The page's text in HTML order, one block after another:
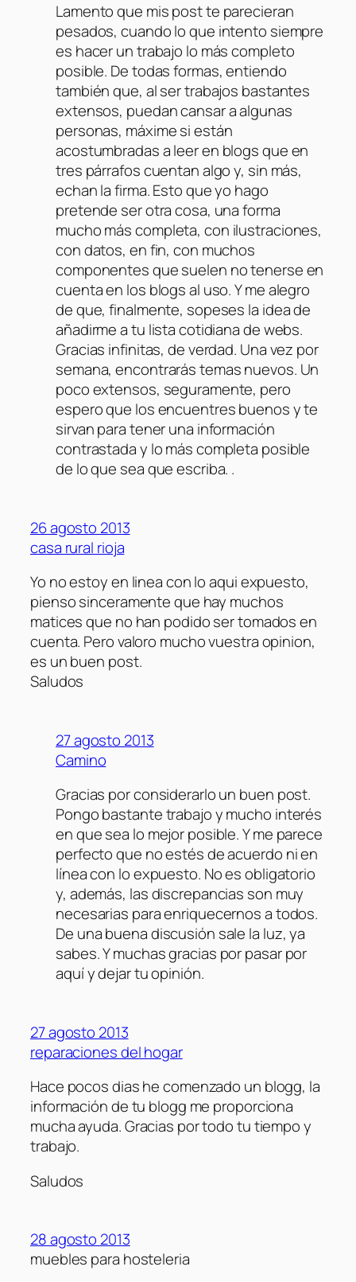
Lamento que mis post te parecieran
pesados, cuando lo que intento siempre
es hacer un trabajo lo más completo
posible. De todas formas, entiendo
también que, al ser trabajos bastantes
extensos, puedan cansar a algunas
personas, máxime si están
acostumbradas a leer en blogs que en
tres párrafos cuentan algo y, sin más,
echan la firma. Esto que yo hago
pretende ser otra cosa, una forma
mucho más completa, con ilustraciones,
con datos, en fin, con muchos
componentes que suelen no tenerse en
cuenta en los blogs al uso. Y me alegro
de que, finalmente, sopeses la idea de
añadirme a tu lista cotidiana de webs.
Gracias infinitas, de verdad. Una vez por
semana, encontrarás temas nuevos. Un
poco extensos, seguramente, pero
espero que los encuentres buenos y te
sirvan para tener una información
contrastada y lo más completa posible
de lo que sea que escriba. .
26 agosto 2013
casa rural rioja
Yo no estoy en linea con lo aqui expuesto,
pienso sinceramente que hay muchos
matices que no han podido ser tomados en
cuenta. Pero valoro mucho vuestra opinion,
es un buen post.
Saludos
27 agosto 2013
Camino
Gracias por considerarlo un buen post.
Pongo bastante trabajo y mucho interés
en que sea lo mejor posible. Y me parece
perfecto que no estés de acuerdo ni en
línea con lo expuesto. No es obligatorio
y, además, las discrepancias son muy
necesarias para enriquecernos a todos.
De una buena discusión sale la luz, ya
sabes. Y muchas gracias por pasar por
aquí y dejar tu opinión.
27 agosto 2013
reparaciones del hogar
Hace pocos dias he comenzado un blogg, la
información de tu blogg me proporciona
mucha ayuda. Gracias por todo tu tiempo y
trabajo.
Saludos
28 agosto 2013
muebles para hosteleria